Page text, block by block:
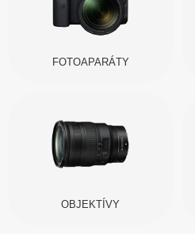
FOTOAPARÁTY
OBJEKTÍVY